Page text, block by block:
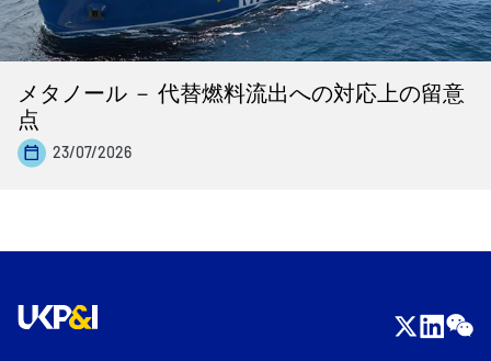
メタノール － 代替燃料流出への対応上の留意
点
23/07/2026